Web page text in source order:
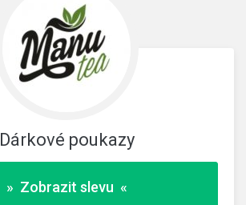
Dárkové poukazy
» Zobrazit slevu «